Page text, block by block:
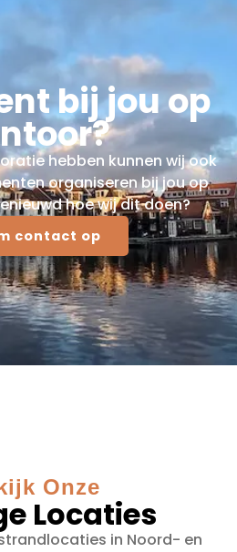
bij jou op
hebben kunnen wij ook
organiseren bij jou op
hoe wij dit doen?
contact op
Onze
Locaties
in Noord- en